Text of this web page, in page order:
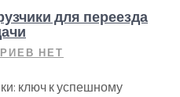
для переезда
НЕТ
ключ к успешному